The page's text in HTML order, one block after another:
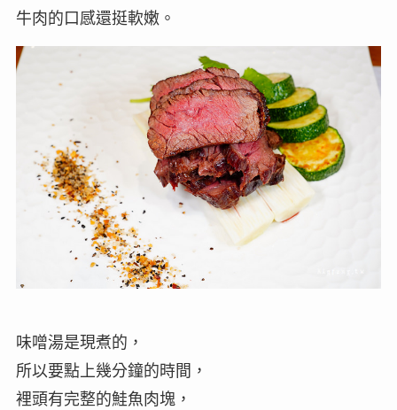
牛肉的口感還挺軟嫩。
味噌湯是現煮的，
所以要點上幾分鐘的時間，
裡頭有完整的鮭魚肉塊，